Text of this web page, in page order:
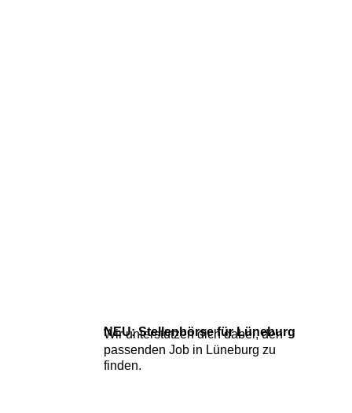
NEU: Stellenbörse für Lüneburg
Wir unterstützen dich dabei, den
passenden Job in Lüneburg zu
finden.